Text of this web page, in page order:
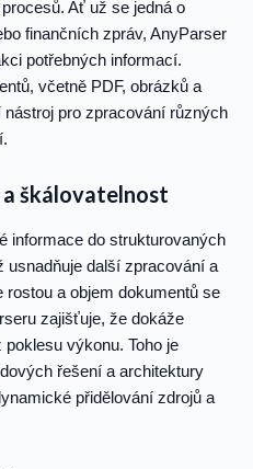
Ať už se jedná o
finančních zpráv, AnyParser
potřebných informací.
včetně PDF, obrázků a
pro zpracování různých
škálovatelnost
informace do strukturovaných
usnadňuje další zpracování a
a objem dokumentů se
zajišťuje, že dokáže
výkonu. Toho je
řešení a architektury
přidělování zdrojů a